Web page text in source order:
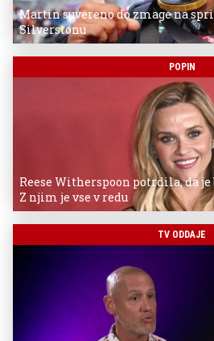
Martin suvereno do zmage na
Silverstonu
POPIN
Reese Witherspoon potrdila, da
Z njim je vse v redu
TV ODDAJE